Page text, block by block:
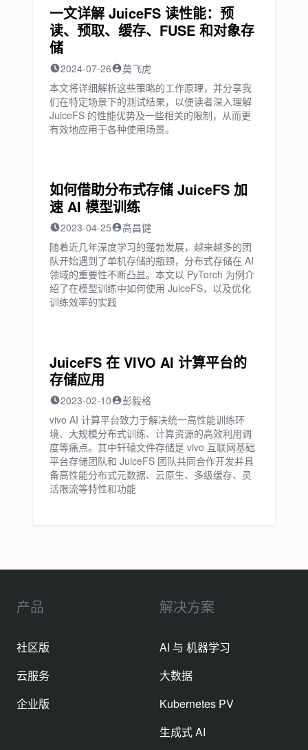
一文详解 JuiceFS 读性能：预
读、预取、缓存、FUSE 和对象存
储
2024-07-26
莫飞虎
本文将详细解析这些策略的工作原理，并分享我
们在特定场景下的测试结果，以便读者深入理解
JuiceFS 的性能优势及一些相关的限制，从而更
有效地应用于各种使用场景。
如何借助分布式存储 JuiceFS 加
速 AI 模型训练
2023-04-25
高昌健
随着近几年深度学习的蓬勃发展，越来越多的团
队开始遇到了单机存储的瓶颈，分布式存储在 AI
领域的重要性不断凸显。本文以 PyTorch 为例介
绍了在模型训练中如何使用 JuiceFS，以及优化
训练效率的实践
JuiceFS 在 VIVO AI 计算平台的
存储应用
2023-02-10
彭毅格
vivo AI 计算平台致力于解决统一高性能训练环
境、大规模分布式训练、计算资源的高效利用调
度等痛点。其中轩辕文件存储是 vivo 互联网基础
平台存储团队和 JuiceFS 团队共同合作开发并具
备高性能分布式元数据、云原生、多级缓存、灵
活限流等特性和功能
产品
社区版
云服务
企业版
解决方案
AI 与 机器学习
大数据
Kubernetes PV
生成式 AI